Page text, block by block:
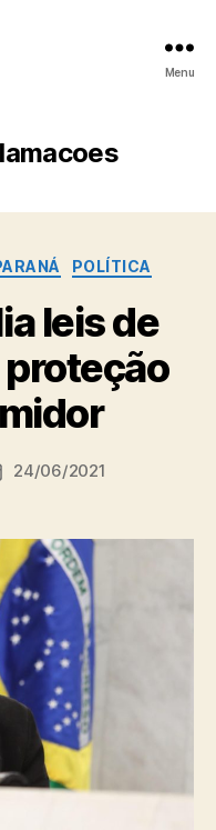
Menu
POLÍTICA
leis de
proteção
24/06/2021